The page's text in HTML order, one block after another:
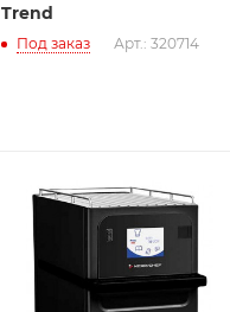
Trend
Под заказ Арт.: 320714